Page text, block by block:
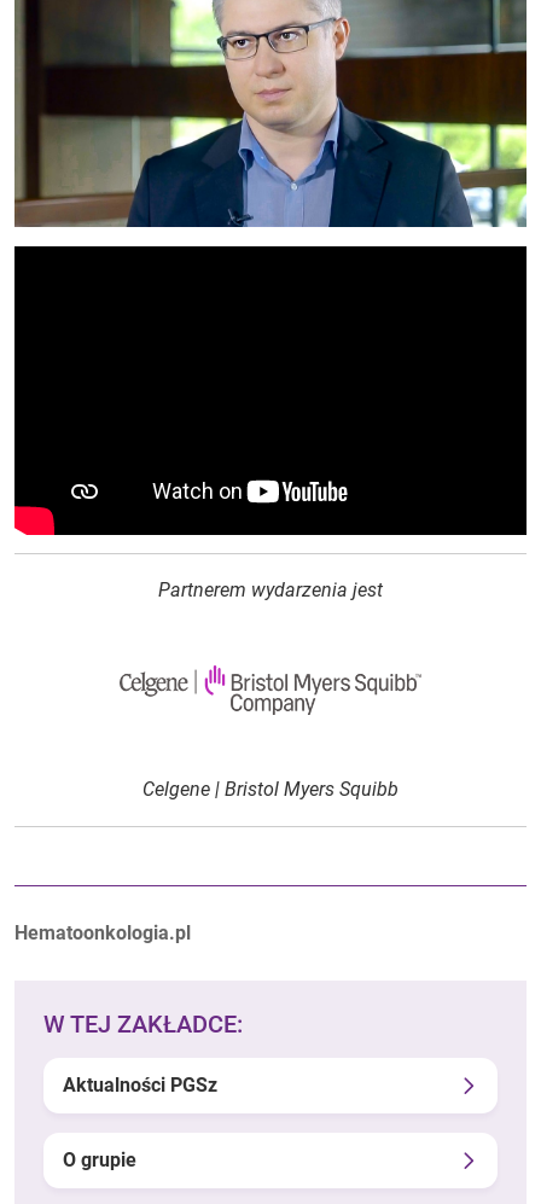
Partnerem wydarzenia jest
Celgene | Bristol Myers Squibb
Autorzy:
Hematoonkologia.pl
W TEJ ZAKŁADCE:
Aktualności PGSz
O grupie